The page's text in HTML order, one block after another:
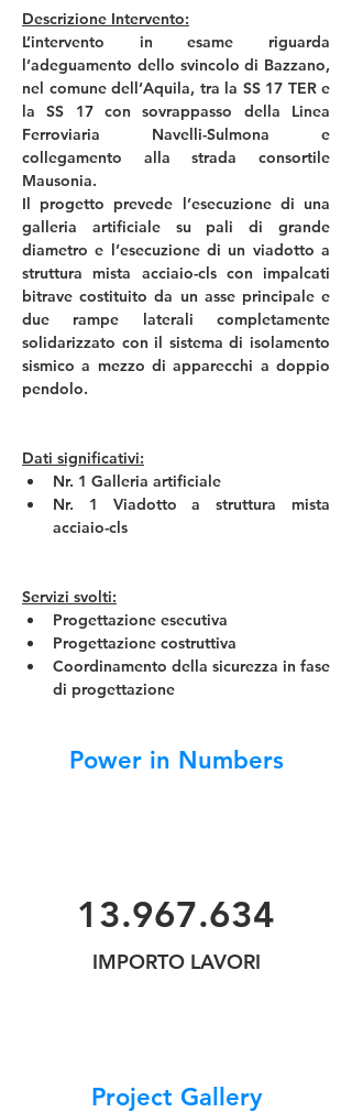
Descrizione Intervento:
L’intervento in esame riguarda
l’adeguamento dello svincolo di Bazzano,
nel comune dell’Aquila, tra la SS 17 TER e
la SS 17 con sovrappasso della Linea
Ferroviaria Navelli-Sulmona e
collegamento alla strada consortile
Mausonia.
Il progetto prevede l’esecuzione di una
galleria artificiale su pali di grande
diametro e l’esecuzione di un viadotto a
struttura mista acciaio-cls con impalcati
bitrave costituito da un asse principale e
due rampe laterali completamente
solidarizzato con il sistema di isolamento
sismico a mezzo di apparecchi a doppio
pendolo.
Dati significativi:
Nr. 1 Galleria artificiale
Nr. 1 Viadotto a struttura mista
acciaio-cls
Servizi svolti:
Progettazione esecutiva
Progettazione costruttiva
Coordinamento della sicurezza in fase
di progettazione
Power in Numbers
13.967.634
IMPORTO LAVORI
Project Gallery